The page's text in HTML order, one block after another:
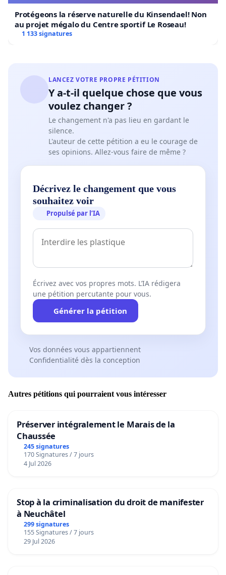
Protégeons la réserve naturelle du Kinsendael! Non
au projet mégalo du Centre sportif Le Roseau!
1 133 signatures
LANCEZ VOTRE PROPRE PÉTITION
Y a-t-il quelque chose que vous
voulez changer ?
Le changement n'a pas lieu en gardant le
silence.
L'auteur de cette pétition a eu le courage de
ses opinions. Allez-vous faire de même ?
Décrivez le changement que vous
souhaitez voir
Propulsé par l’IA
Écrivez avec vos propres mots. L’IA rédigera
une pétition percutante pour vous.
Générer la pétition
Vos données vous appartiennent
Confidentialité dès la conception
Autres pétitions qui pourraient vous intéresser
Préserver intégralement le Marais de la
Chaussée
245 signatures
170 Signatures / 7 jours
4 Jul 2026
Stop à la criminalisation du droit de manifester
à Neuchâtel
299 signatures
155 Signatures / 7 jours
29 Jul 2026